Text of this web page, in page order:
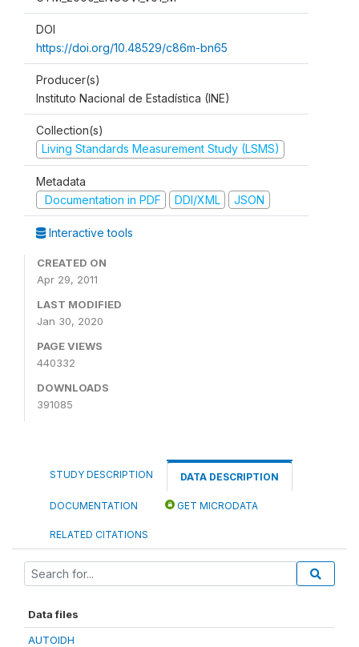
DOI
https://doi.org/10.48529/c86m-bn65
Producer(s)
Instituto Nacional de Estadística (INE)
Collection(s)
Living Standards Measurement Study (LSMS)
Metadata
Documentation in PDF
DDI/XML JSON
Interactive tools
CREATED ON
Apr 29, 2011
LAST MODIFIED
Jan 30, 2020
PAGE VIEWS
440332
DOWNLOADS
391085
STUDY DESCRIPTION DATA DESCRIPTION
DOCUMENTATION GET MICRODATA
RELATED CITATIONS
Data files
AUTOIDH